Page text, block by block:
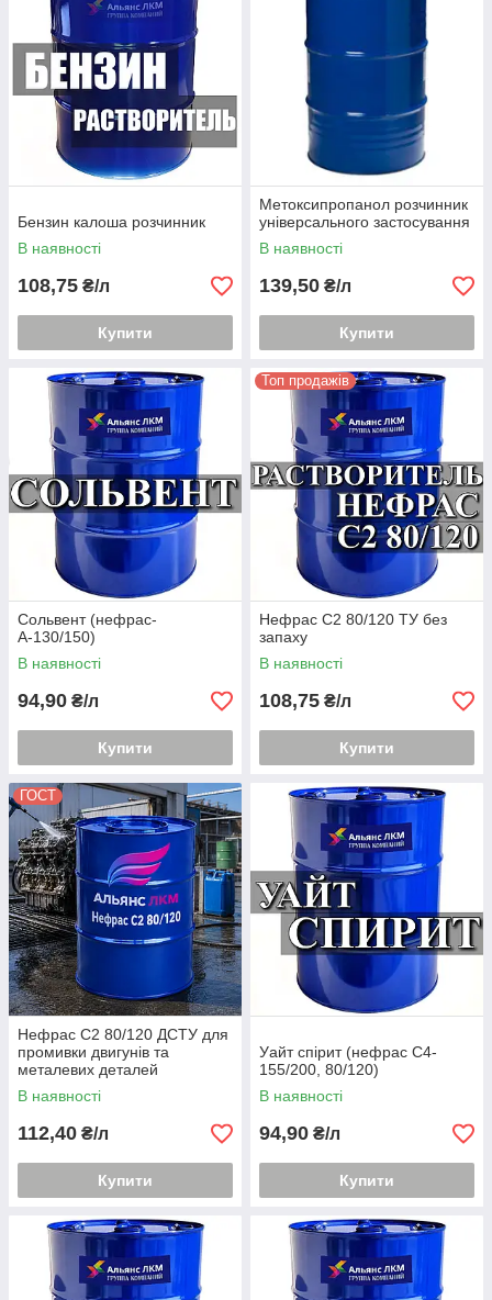
Бензин калоша розчинник
В наявності
108,75 ₴/л
Купити
Метоксипропанол розчинник
універсального застосування
В наявності
139,50 ₴/л
Купити
Сольвент (нефрас-
А-130/150)
В наявності
94,90 ₴/л
Купити
Топ продажів
Нефрас С2 80/120 ТУ без
запаху
В наявності
108,75 ₴/л
Купити
ГОСТ
Нефрас С2 80/120 ДСТУ для
промивки двигунів та
металевих деталей
В наявності
112,40 ₴/л
Купити
Уайт спірит (нефрас С4-
155/200, 80/120)
В наявності
94,90 ₴/л
Купити